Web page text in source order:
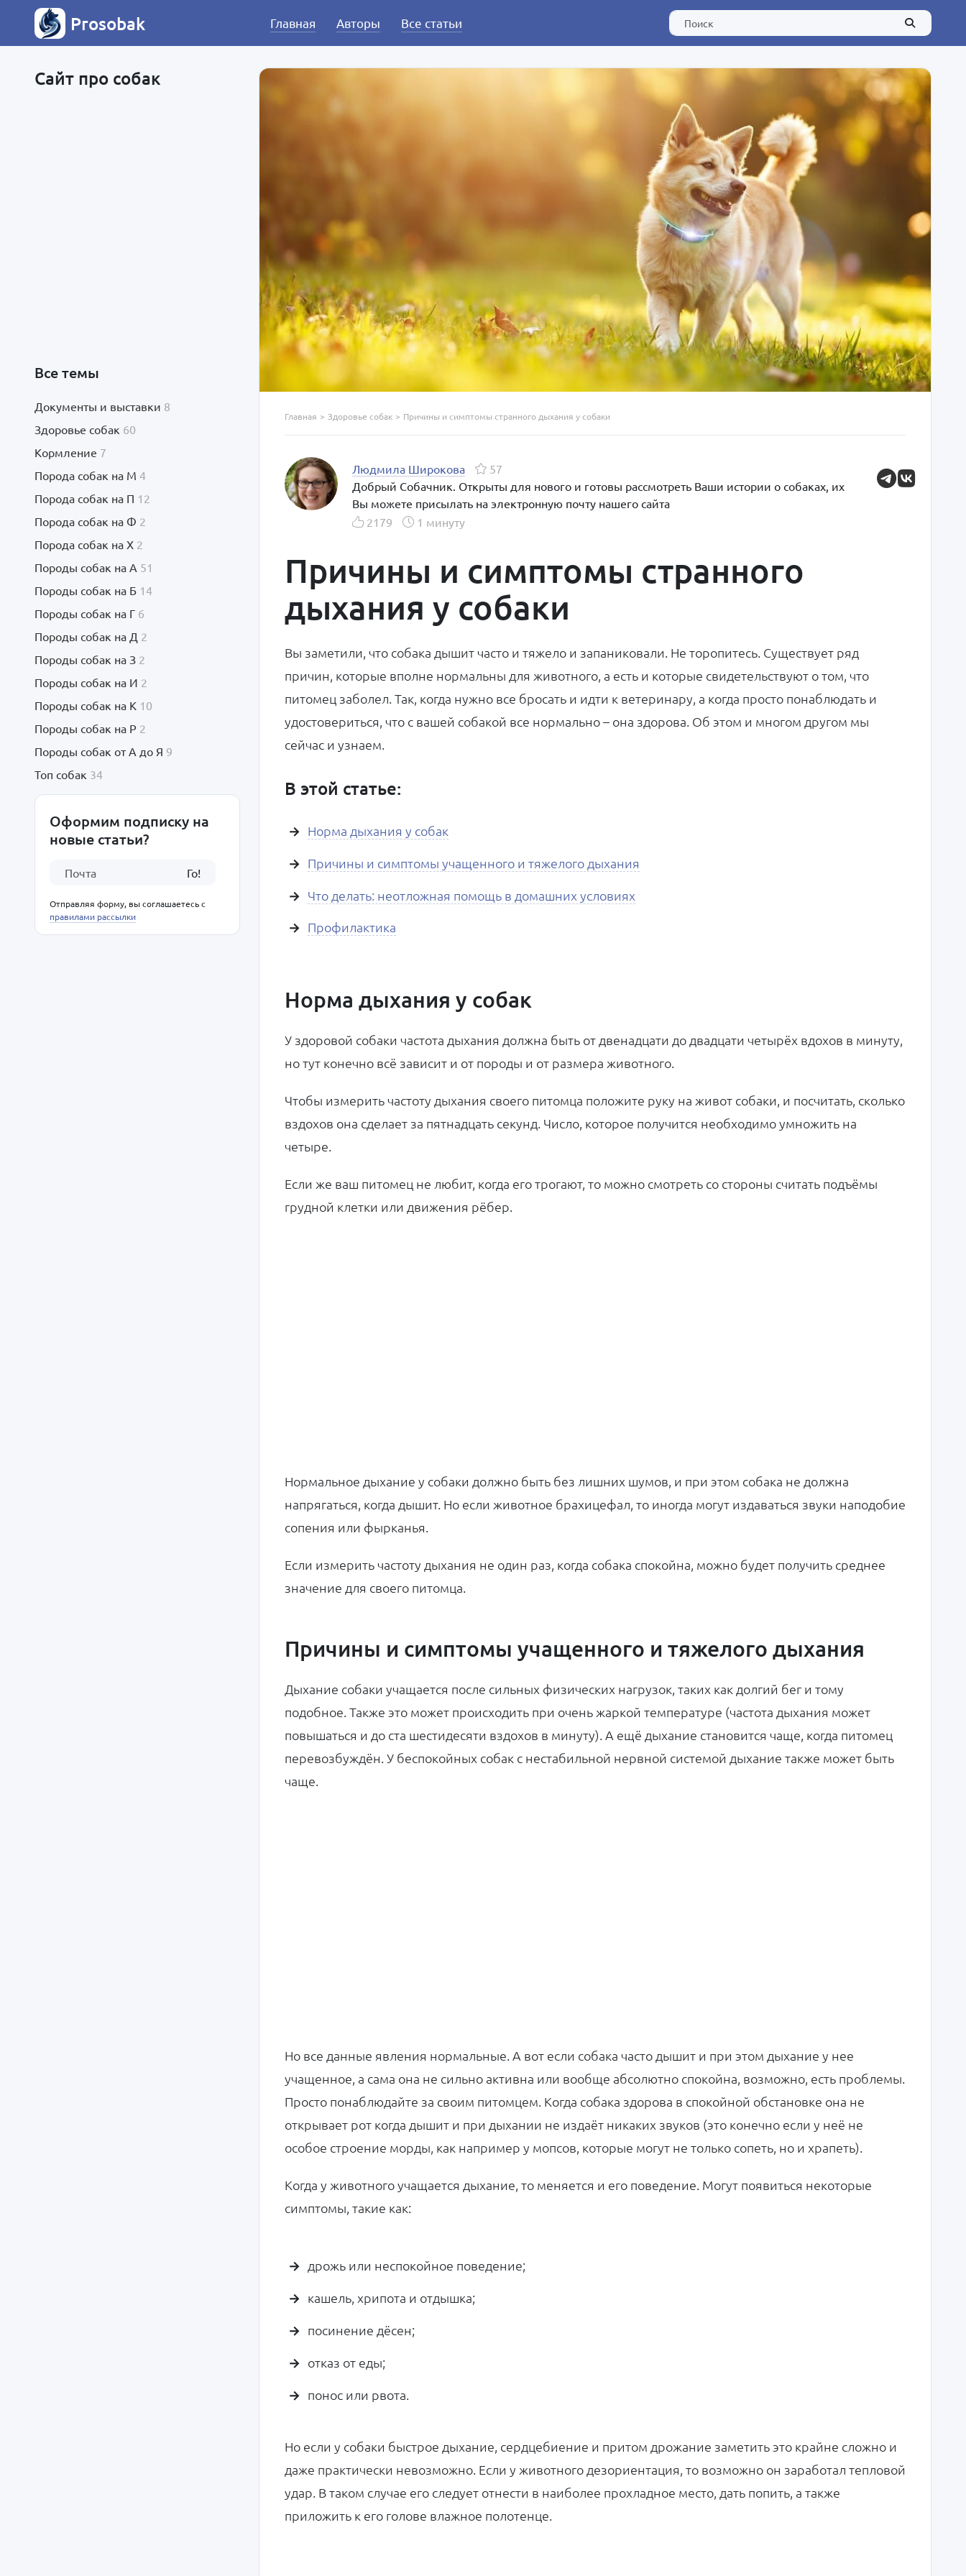
Prosobak Главная Авторы Все статьи
Сайт про собак
Все темы
Документы и выставки 8
Здоровье собак 60
Кормление 7
Порода собак на М 4
Порода собак на П 12
Порода собак на Ф 2
Порода собак на Х 2
Породы собак на А 51
Породы собак на Б 14
Породы собак на Г 6
Породы собак на Д 2
Породы собак на З 2
Породы собак на И 2
Породы собак на К 10
Породы собак на Р 2
Породы собак от А до Я 9
Топ собак 34
Оформим подписку на
новые статьи?
Го!
Отправляя форму, вы соглашаетесь с
правилами рассылки
Главная > Здоровье собак > Причины и симптомы странного дыхания у собаки
Людмила Широкова
57
Добрый Собачник. Открыты для нового и готовы рассмотреть Ваши истории о собаках, их
Вы можете присылать на электронную почту нашего сайта
2179
1 минуту
Причины и симптомы странного
дыхания у собаки
Вы заметили, что собака дышит часто и тяжело и запаниковали. Не торопитесь. Существует ряд
причин, которые вполне нормальны для животного, а есть и которые свидетельствуют о том, что
питомец заболел. Так, когда нужно все бросать и идти к ветеринару, а когда просто понаблюдать и
удостовериться, что с вашей собакой все нормально – она здорова. Об этом и многом другом мы
сейчас и узнаем.
В этой статье:
Норма дыхания у собак
Причины и симптомы учащенного и тяжелого дыхания
Что делать: неотложная помощь в домашних условиях
Профилактика
Норма дыхания у собак
У здоровой собаки частота дыхания должна быть от двенадцати до двадцати четырёх вдохов в минуту,
но тут конечно всё зависит и от породы и от размера животного.
Чтобы измерить частоту дыхания своего питомца положите руку на живот собаки, и посчитать, сколько
вздохов она сделает за пятнадцать секунд. Число, которое получится необходимо умножить на
четыре.
Если же ваш питомец не любит, когда его трогают, то можно смотреть со стороны считать подъёмы
грудной клетки или движения рёбер.
Нормальное дыхание у собаки должно быть без лишних шумов, и при этом собака не должна
напрягаться, когда дышит. Но если животное брахицефал, то иногда могут издаваться звуки наподобие
сопения или фырканья.
Если измерить частоту дыхания не один раз, когда собака спокойна, можно будет получить среднее
значение для своего питомца.
Причины и симптомы учащенного и тяжелого дыхания
Дыхание собаки учащается после сильных физических нагрузок, таких как долгий бег и тому
подобное. Также это может происходить при очень жаркой температуре (частота дыхания может
повышаться и до ста шестидесяти вздохов в минуту). А ещё дыхание становится чаще, когда питомец
перевозбуждён. У беспокойных собак с нестабильной нервной системой дыхание также может быть
чаще.
Но все данные явления нормальные. А вот если собака часто дышит и при этом дыхание у нее
учащенное, а сама она не сильно активна или вообще абсолютно спокойна, возможно, есть проблемы.
Просто понаблюдайте за своим питомцем. Когда собака здорова в спокойной обстановке она не
открывает рот когда дышит и при дыхании не издаёт никаких звуков (это конечно если у неё не
особое строение морды, как например у мопсов, которые могут не только сопеть, но и храпеть).
Когда у животного учащается дыхание, то меняется и его поведение. Могут появиться некоторые
симптомы, такие как:
дрожь или неспокойное поведение;
кашель, хрипота и отдышка;
посинение дёсен;
отказ от еды;
понос или рвота.
Но если у собаки быстрое дыхание, сердцебиение и притом дрожание заметить это крайне сложно и
даже практически невозможно. Если у животного дезориентация, то возможно он заработал тепловой
удар. В таком случае его следует отнести в наиболее прохладное место, дать попить, а также
приложить к его голове влажное полотенце.